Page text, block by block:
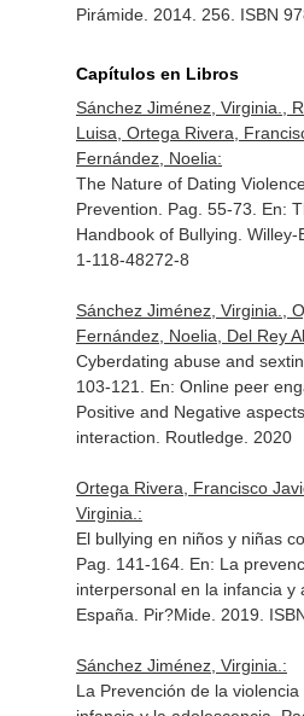
Pirámide. 2014. 256. ISBN
Capítulos en Libros
Sánchez Jiménez, Virginia.,
Luisa, Ortega Rivera,
Fernández, Noelia:
The Nature of Dating
Prevention. Pag. 55-73. En:
Handbook of Bullying .
1-118-48272-8
Sánchez Jiménez, Virginia.,
Fernández, Noelia, Del Rey
Cyberdating abuse and
103-121. En: Online peer
Positive and Negative
interaction . Routledge. 2020
Ortega Rivera, Francisco
Virginia.:
El bullying en niños y niñas
Pag. 141-164. En: La
interpersonal en la infancia y
España. Pir?Mide. 2019.
Sánchez Jiménez, Virginia.:
La Prevención de la